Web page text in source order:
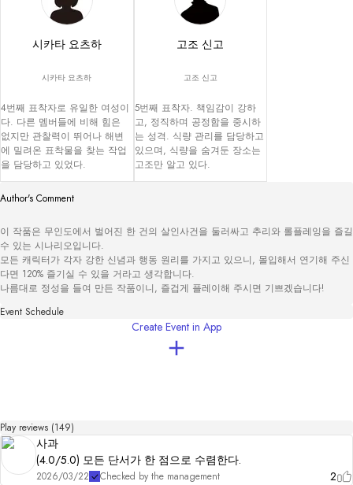
시카타 요츠하
시카타 요츠하
4번째 표착자로 유일한 여성이
다. 다른 멤버들에 비해 힘은
없지만 관찰력이 뛰어나 해변
에 밀려온 표착물을 찾는 작업
을 담당하고 있었다.
고조 신고
고조 신고
5번째 표착자. 책임감이 강하
고, 정직하며 공정함을 중시하
는 성격. 식량 관리를 담당하고
있으며, 식량을 숨겨둔 장소는
고조만 알고 있다.
Author's Comment
이 작품은 무인도에서 벌어진 한 건의 살인사건을 둘러싸고 추리와 롤플레잉을 즐길
수 있는 시나리오입니다.
모든 캐릭터가 각자 강한 신념과 행동 원리를 가지고 있으니, 몰입해서 연기해 주신
다면 120% 즐기실 수 있을 거라고 생각합니다.
나름대로 정성을 들여 만든 작품이니, 즐겁게 플레이해 주시면 기쁘겠습니다!
Event Schedule
Create Event in App
Play reviews (149)
사과
(4.0/5.0) 모든 단서가 한 점으로 수렴한다.
2026/03/22 Checked by the management
2